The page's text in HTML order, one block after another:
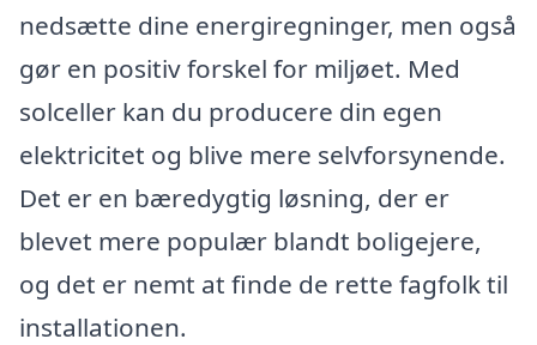
nedsætte dine energiregninger, men også
gør en positiv forskel for miljøet. Med
solceller kan du producere din egen
elektricitet og blive mere selvforsynende.
Det er en bæredygtig løsning, der er
blevet mere populær blandt boligejere,
og det er nemt at finde de rette fagfolk til
installationen.